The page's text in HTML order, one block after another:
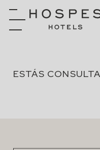
ESTÁS